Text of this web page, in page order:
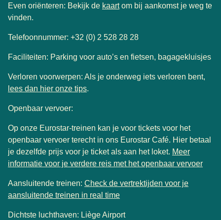
Even oriënteren: Bekijk de kaart(opent in een nieuwe tab )
(opent een PDF)
om bij aankomst je weg te
vinden.
Telefoonnummer: +32 (0) 2 528 28 28
Faciliteiten: Parking voor auto’s en fietsen, bagagekluisjes
Verloren voorwerpen: Als je onderweg iets verloren bent,
lees dan hier onze tips.
Openbaar vervoer:
Op onze Eurostar-treinen kan je voor tickets voor het
openbaar vervoer terecht in ons Eurostar Café. Hier betaal
je dezelfde prijs voor je ticket als aan het loket. Meer
informatie voor je verdere reis met het openbaar vervoer(
Aansluitende treinen: Check de vertrektijden voor je
aansluitende treinen in real time(
Dichtste luchthaven: Liège Airport